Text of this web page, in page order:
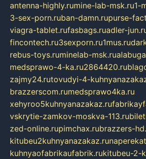
antenna-highly.rumine-lab-msk.ru1-
3-sex-porn.ruban-damn.rupurse-
viagra-tablet.rufasbags.ruadler-
fincontech.ru3sexporn.ru1mus.ru
rebus-toys.ruminelab-msk.ru
medsprawo-4-ka.ru2864420.ru
zajmy24.rutovudyi-4-
brazzerscom.rumedsprawo4ka.ru
xehyroo5kuhnyanazakaz.ru
vskrytie-zamkov-moskva-113.ru
zed-online.rupimchax.rubrazzers-
kitubeu2kuhnyanazakaz.ru
kuhnyaofabrikaufabrik.rukitubeu-2-